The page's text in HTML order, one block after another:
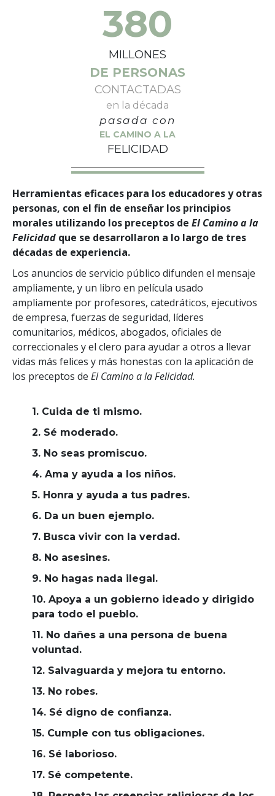
380
MILLONES
DE PERSONAS
CONTACTADAS
en la década
pasada con
EL CAMINO A LA
FELICIDAD
Herramientas eficaces para los educadores y otras
personas, con el fin de enseñar los principios
morales utilizando los preceptos de El Camino a la
Felicidad que se desarrollaron a lo largo de tres
décadas de experiencia.
Los anuncios de servicio público difunden el mensaje
ampliamente, y un libro en película usado
ampliamente por profesores, catedráticos, ejecutivos
de empresa, fuerzas de seguridad, líderes
comunitarios, médicos, abogados, oficiales de
correccionales y el clero para ayudar a otros a llevar
vidas más felices y más honestas con la aplicación de
los preceptos de El Camino a la Felicidad.
1. Cuida de ti mismo.
2. Sé moderado.
3. No seas promiscuo.
4. Ama y ayuda a los niños.
5. Honra y ayuda a tus padres.
6. Da un buen ejemplo.
7. Busca vivir con la verdad.
8. No asesines.
9. No hagas nada ilegal.
10. Apoya a un gobierno ideado y dirigido
para todo el pueblo.
11. No dañes a una persona de buena
voluntad.
12. Salvaguarda y mejora tu entorno.
13. No robes.
14. Sé digno de confianza.
15. Cumple con tus obligaciones.
16. Sé laborioso.
17. Sé competente.